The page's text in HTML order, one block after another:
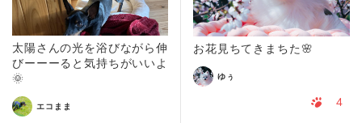
太陽さんの光を浴びながら伸
びーーーると気持ちがいいよ
🌞
エコまま
お花見ちてきまちた🌸
ゆぅ
4